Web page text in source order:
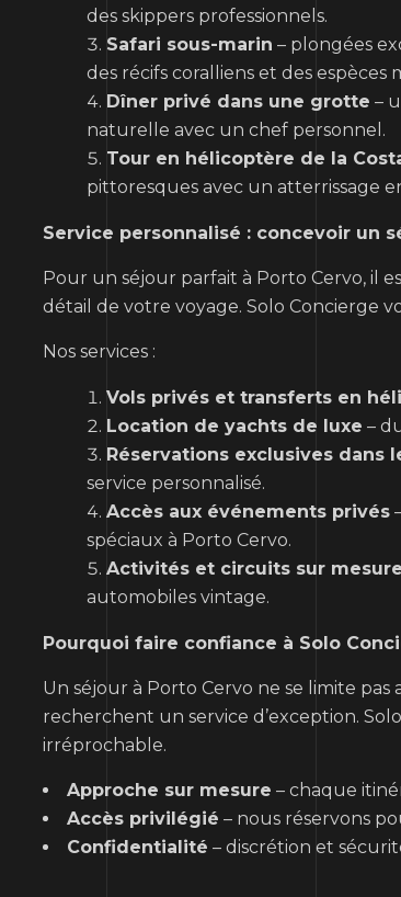
des skippers professionnels.
Safari sous-marin – plongées
des récifs coralliens et des espèces
Dîner privé dans une grotte –
naturelle avec un chef personnel.
Tour en hélicoptère de la
pittoresques avec un atterrissage
Service personnalisé : concevoir un
Pour un séjour parfait à Porto Cervo, il
détail de votre voyage. Solo Concierge
Nos services :
Vols privés et transferts en
Location de yachts de luxe –
Réservations exclusives dans
service personnalisé.
Accès aux événements privés
spéciaux à Porto Cervo.
Activités et circuits sur mesure
automobiles vintage.
Pourquoi faire confiance à Solo
Un séjour à Porto Cervo ne se limite
recherchent un service d’exception.
irréprochable.
Approche sur mesure – chaque
Accès privilégié – nous réservons
Confidentialité – discrétion et